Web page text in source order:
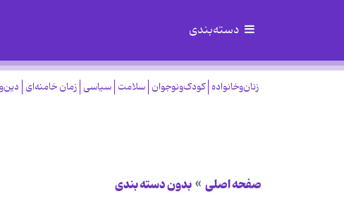
دسته‌بندی
زنان‌وخانواده کودک‌ونوجوان سلامت سیاسی زمان خامنه‌ای
صفحه اصلی بدون دسته بندی